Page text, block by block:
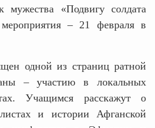
мужества «Подвигу солдата
– 21 февраля в
одной из страниц ратной
– участию в локальных
Учащимся расскажут о
и истории Афганской